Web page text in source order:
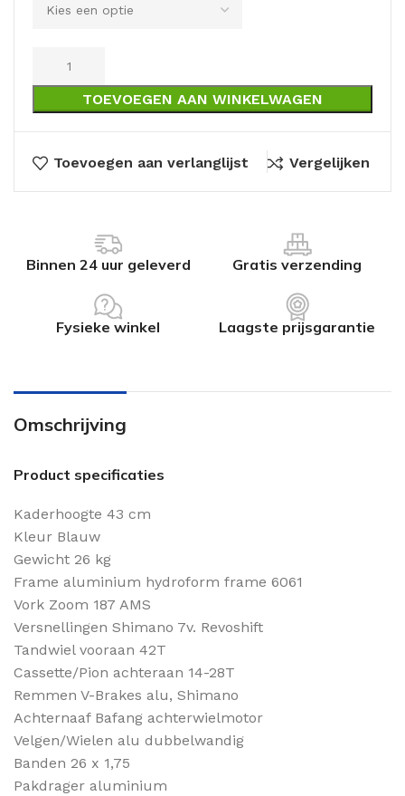
TOEVOEGEN AAN WINKELWAGEN
Toevoegen aan verlanglijst Vergelijken
Binnen 24 uur geleverd Gratis verzending
Fysieke winkel Laagste prijsgarantie
Omschrijving
Product specificaties
Kaderhoogte 43 cm
Kleur Blauw
Gewicht 26 kg
Frame aluminium hydroform frame 6061
Vork Zoom 187 AMS
Versnellingen Shimano 7v. Revoshift
Tandwiel vooraan 42T
Cassette/Pion achteraan 14-28T
Remmen V-Brakes alu, Shimano
Achternaaf Bafang achterwielmotor
Velgen/Wielen alu dubbelwandig
Banden 26 x 1,75
Pakdrager aluminium